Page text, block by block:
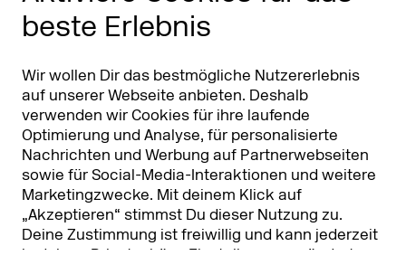
beste Erlebnis
Wir wollen Dir das bestmögliche Nutzererlebnis
auf unserer Webseite anbieten. Deshalb
verwenden wir Cookies für ihre laufende
Optimierung und Analyse, für personalisierte
Nachrichten und Werbung auf Partnerwebseiten
sowie für Social-Media-Interaktionen und weitere
Marketingzwecke. Mit deinem Klick auf
„Akzeptieren“ stimmst Du dieser Nutzung zu.
Deine Zustimmung ist freiwillig und kann jederzeit
in deinen Privatsphäre-Einstellungen
geändert
Partner
Partner & Sponsoren DMEXCO Asia
Koelnmesse GmbH
T. +49 221 821 2020